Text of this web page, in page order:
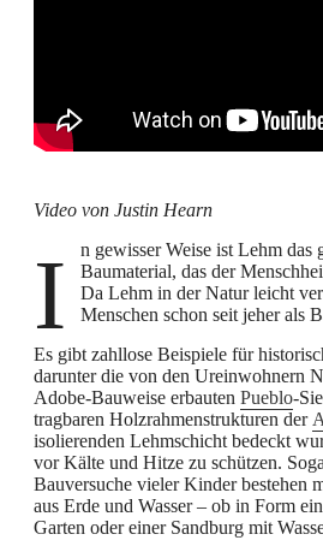
Video von Justin Hearn
In gewisser Weise ist Lehm das grundlegendste
Baumaterial, das der
Da Lehm in der Natur leicht
Menschen schon seit jeher als
Es gibt zahllose Beispiele für
darunter die von den Ureinwohnern
Adobe-Bauweise erbauten Pueblo-
tragbaren Holzrahmenstrukturen der
isolierenden Lehmschicht bedeckt
vor Kälte und Hitze zu schützen.
Bauversuche vieler Kinder bestehen
aus Erde und Wasser – ob in Form
Garten oder einer Sandburg mit